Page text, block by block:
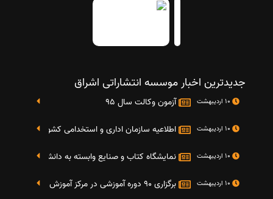
جدیدترین اخبار موسسه انتشاراتی اشراق
آزمون وکالت سال 95
اطلاعیه سازمان اداری و استخدامی کشور در خصوص
نمایشگاه کتاب و صنایع وابسته به دانشگاه صنعتی شریف 4 الی 8 مهر
برگزاری 90 دوره آموزشی در مرکز آموزش فرهنگی دانشگاه علامه